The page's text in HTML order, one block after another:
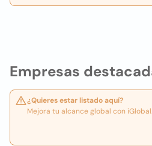
Empresas
¿Quieres estar listado aquí?
Mejora tu alcance global con iGlobal.